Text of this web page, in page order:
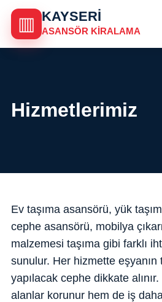
▥ KAYSERI
ASANSÖR KIRALAMA
Hizmetlerimiz
Ev taşıma asansörü, yük
cephe asansörü, mobilya
malzemesi taşıma gibi farklı
sunulur. Her hizmette eşyanın
yapılacak cephe dikkate
alanlar korunur hem de iş